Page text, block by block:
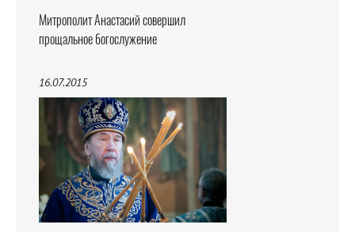
Митрополит Анастасий совершил
прощальное богослужение
16.07.2015